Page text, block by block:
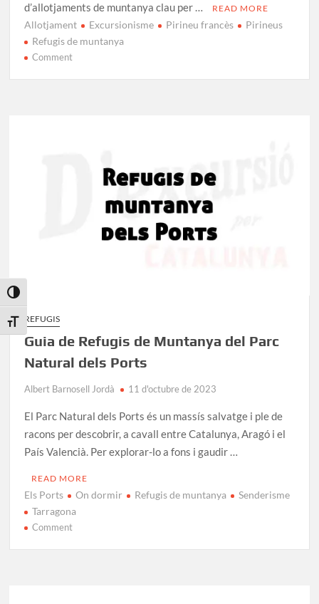
Toggle High Contrast
Toggle Font size
d’allotjaments de muntanya clau per …
READ MORE
Allotjament Excursionisme Pirineu francès
Pirineus
Refugis de muntanya
Commenton
informació
REFUGIS
Guia de Refugis de Muntanya del Parc
Natural dels Ports
Albert Barnosell Jordà 11 d'octubre de 2023
El Parc Natural dels Ports és un massís salvatge i ple de
racons per descobrir, a cavall entre Catalunya, Aragó i el
País Valencià. Per explorar-lo a fons i gaudir …
READ MORE
Els Ports On dormir Refugis de muntanya
Senderisme
Tarragona
Commenton